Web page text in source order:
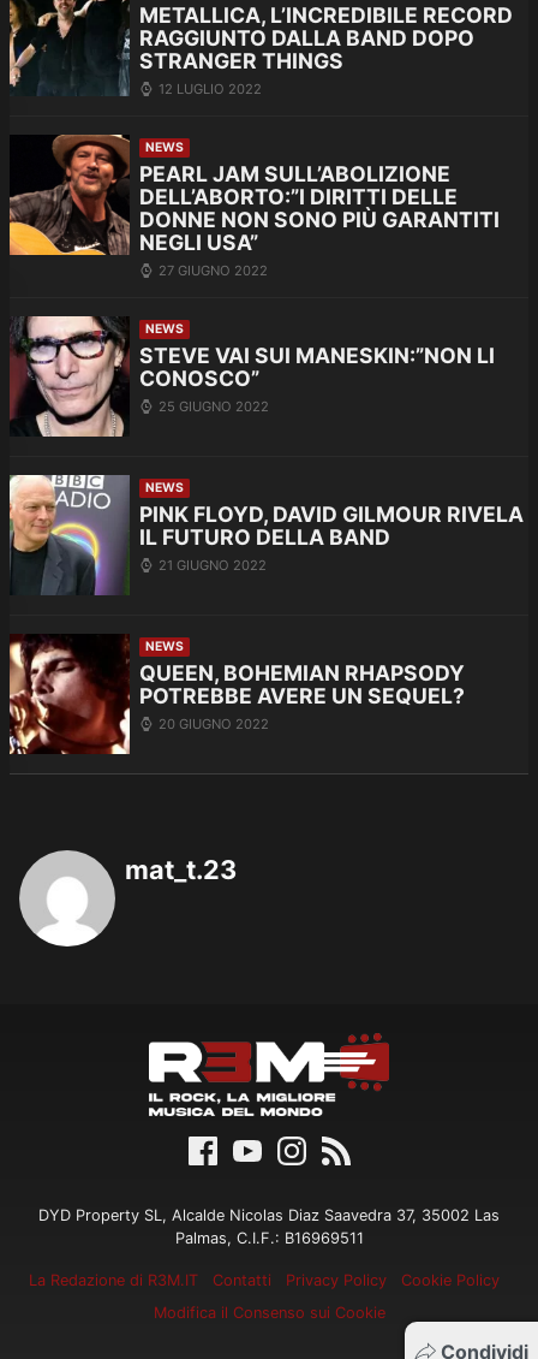
METALLICA, L’INCREDIBILE RECORD
RAGGIUNTO DALLA BAND DOPO
STRANGER THINGS
12 LUGLIO 2022
NEWS
PEARL JAM SULL’ABOLIZIONE
DELL’ABORTO:”I DIRITTI DELLE
DONNE NON SONO PIÙ GARANTITI
NEGLI USA”
27 GIUGNO 2022
NEWS
STEVE VAI SUI MANESKIN:”NON LI
CONOSCO”
25 GIUGNO 2022
NEWS
PINK FLOYD, DAVID GILMOUR RIVELA
IL FUTURO DELLA BAND
21 GIUGNO 2022
NEWS
QUEEN, BOHEMIAN RHAPSODY
POTREBBE AVERE UN SEQUEL?
20 GIUGNO 2022
mat_t.23
Condividi
DYD Property SL, Alcalde Nicolas Diaz Saavedra 37, 35002 Las
Palmas, C.I.F.: B16969511
La Redazione di R3M.IT Contatti Privacy Policy
Cookie Policy
Modifica il Consenso sui Cookie